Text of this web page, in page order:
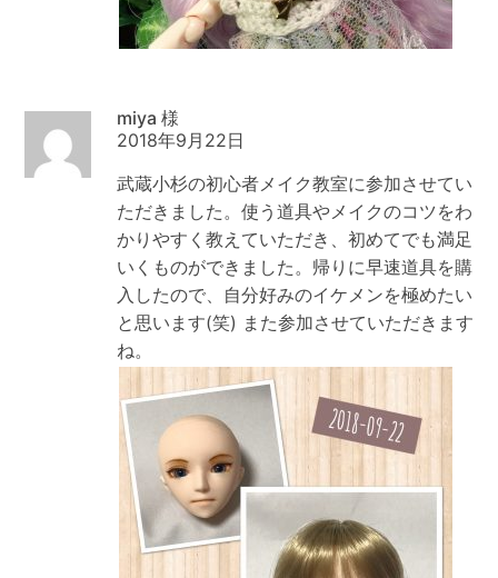
miya
2018年9月22日
武蔵小杉の初心者メイク教室に参加させてい
ただきました。使う道具やメイクのコツをわ
かりやすく教えていただき、初めてでも満足
いくものができました。帰りに早速道具を購
入したので、自分好みのイケメンを極めたい
と思います(笑) また参加させていただきます
ね。